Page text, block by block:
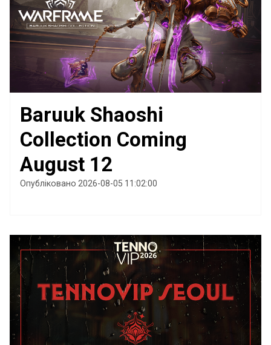
Baruuk Shaoshi
Collection Coming
August 12
Опубліковано 2026-08-05 11:02:00